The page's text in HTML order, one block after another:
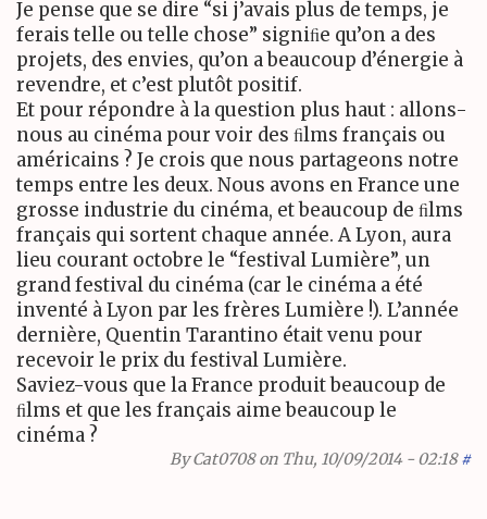
Je pense que se dire “si j’avais plus de temps, je
ferais telle ou telle chose” signiﬁe qu’on a des
projets, des envies, qu’on a beaucoup d’énergie à
revendre, et c’est plutôt positif.
Et pour répondre à la question plus haut : allons-
nous au cinéma pour voir des ﬁlms français ou
américains ? Je crois que nous partageons notre
temps entre les deux. Nous avons en France une
grosse industrie du cinéma, et beaucoup de ﬁlms
français qui sortent chaque année. A Lyon, aura
lieu courant octobre le “festival Lumière”, un
grand festival du cinéma (car le cinéma a été
inventé à Lyon par les frères Lumière !). L’année
dernière, Quentin Tarantino était venu pour
recevoir le prix du festival Lumière.
Saviez-vous que la France produit beaucoup de
ﬁlms et que les français aime beaucoup le
cinéma ?
ByCat0708on Thu, 10/09/2014 - 02:18 #